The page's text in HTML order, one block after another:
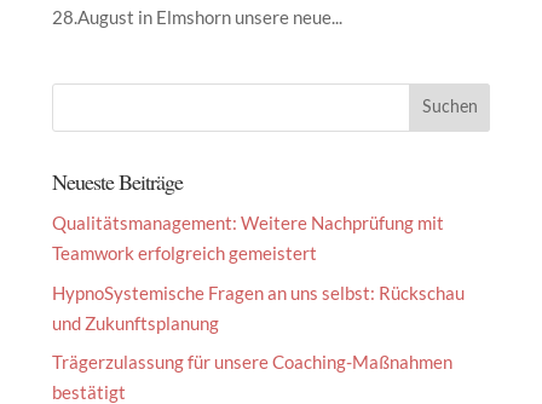
28.August in Elmshorn unsere neue...
Neueste Beiträge
Qualitätsmanagement: Weitere Nachprüfung mit
Teamwork erfolgreich gemeistert
HypnoSystemische Fragen an uns selbst: Rückschau
und Zukunftsplanung
Trägerzulassung für unsere Coaching-Maßnahmen
bestätigt